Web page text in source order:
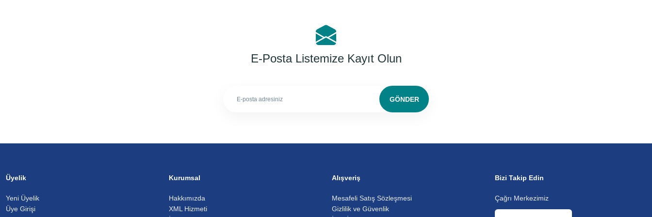
E-Posta Listemize Kayıt Olun
GÖNDER
Üyelik
Yeni Üyelik
Üye Girişi
Kurumsal
Hakkımızda
XML Hizmeti
Alışveriş
Mesafeli Satış Sözleşmesi
Gizlilik ve Güvenlik
Bizi Takip Edin
Çağrı Merkezimiz